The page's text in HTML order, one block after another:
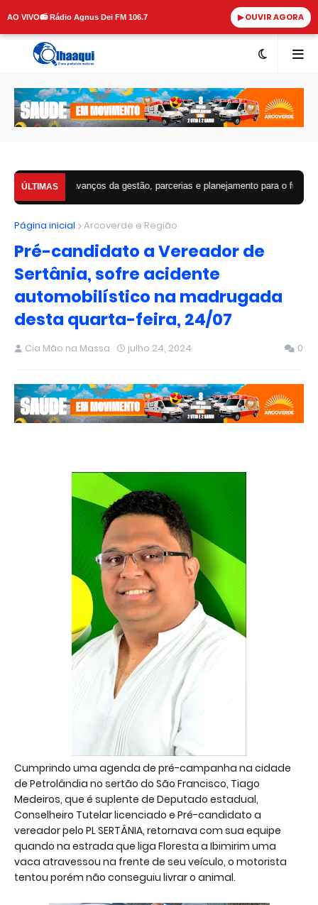
AO VIVO📻 Rádio Agnus Dei FM 106.7 ▶ OUVIR AGORA
ÚLTIMAS
avanços da gestão, parcerias e planejamento para o futuro de Arcoverde
Página inicial Arcoverde e Região
Pré-candidato a Vereador de
Sertânia, sofre acidente
automobilístico na madrugada
desta quarta-feira, 24/07
Cia Mão na Massa julho 24, 2024 0
Cumprindo uma agenda de pré-campanha na cidade
de Petrolândia no sertão do São Francisco, Tiago
Medeiros, que é suplente de Deputado estadual,
Conselheiro Tutelar licenciado e Pré-candidato a
vereador pelo PL SERTÂNIA, retornava com sua equipe
quando na estrada que liga Floresta a Ibimirim uma
vaca atravessou na frente de seu veículo, o motorista
tentou porém não conseguiu livrar o animal.